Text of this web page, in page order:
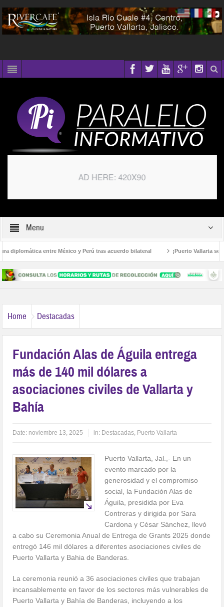
Menu
entre México y Perú tras acuerdo bilateral ¡Puerto Vallarta se
Home Destacadas
Fundación Alas de Águila entrega
más de 140 mil dólares a
asociaciones civiles de Vallarta y
Bahía
Date: noviembre 13, 2025 in: Destacadas, Puerto Vallarta
Puerto Vallarta, Jal.,- En un
evento marcado por la
generosidad y el compromiso
social, la Fundación Alas de
Águila, presidida por Eva
Contreras y dirigida por Sara
Cardona y César Sánchez, llevó
a cabo su Ceremonia Anual de Entrega de Grants 2025 donde
entregó 146 mil dólares a diferentes asociaciones civiles de
Puerto Vallarta y Bahia de Banderas.
La ceremonia reunió a 36 asociaciones civiles que trabajan
incansablemente en favor de los sectores más vulnerables de
Puerto Vallarta y Bahía de Banderas, incluyendo a los